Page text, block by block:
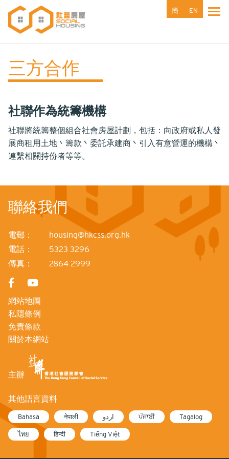
內
簡 EN
三方合作
社聯作為統籌機構
社聯將統籌整個組合社會房屋計劃，包括：向政府或私人發
展商租用土地丶籌款丶委託承建商丶引入有意營運的機構丶
連繫相關持份者等等。
聯絡我們
電郵：
housing@hkcss.org.hk
電話：
5323 3296
傳真：
2864 2999
網站地圖
私隱條例
免責條款
關於本網站
主辦
其他語言資料
Bahasa नेपाली اردو ਪੰਜਾਬੀ Tagalog
ไทย हिन्दी Tiếng Việt